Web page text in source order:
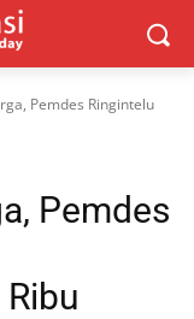
Pemdes Ringintelu
Pemdes